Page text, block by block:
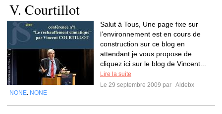
V. Courtillot
Salut à Tous, Une page fixe sur
l’environnement est en cours de
construction sur ce blog en
attendant je vous propose de
cliquez ici sur le blog de Vincent...
Lire la suite
Le 29 septembre 2009 par Aldebx
NONE NONE